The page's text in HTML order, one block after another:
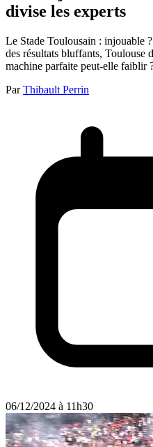
divise les experts
Le Stade Toulousain : injouable
des résultats bluffants, Toulouse
machine parfaite peut-elle faiblir
Par Thibault Perrin
06/12/2024 à 11h30